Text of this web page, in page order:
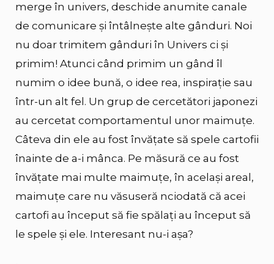
merge în univers, deschide anumite canale
de comunicare și întâlnește alte gânduri. Noi
nu doar trimitem gânduri în Univers ci și
primim! Atunci când primim un gând îl
numim o idee bună, o idee rea, inspirație sau
într-un alt fel. Un grup de cercetători japonezi
au cercetat comportamentul unor maimuțe.
Câteva din ele au fost învățate să spele cartofii
înainte de a-i mânca. Pe măsură ce au fost
învățate mai multe maimuțe, în același areal,
maimuțe care nu văsuseră nciodată că acei
cartofi au început să fie spălați au început să
le spele și ele. Interesant nu-i așa?